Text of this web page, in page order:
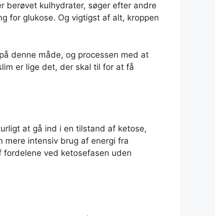
berøvet kulhydrater, søger efter andre
for glukose. Og vigtigst af alt, kroppen
denne måde, og processen med at
er lige det, der skal til for at få
at gå ind i en tilstand af ketose,
intensiv brug af energi fra
ved ketosefasen uden